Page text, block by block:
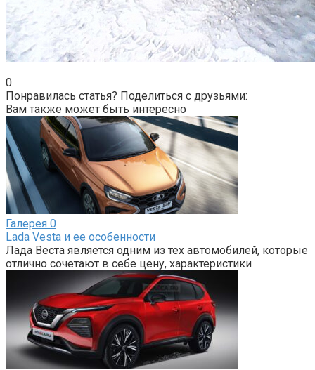
0
Понравилась статья? Поделиться с друзьями:
Вам также может быть интересно
Галерея 0
Lada Vesta и ее особенности
Лада Веста является одним из тех автомобилей, которые
отлично сочетают в себе цену, характеристики